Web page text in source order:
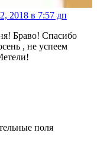
2018 в 7:57 дп
Браво! Спасибо
, не успеем
поля